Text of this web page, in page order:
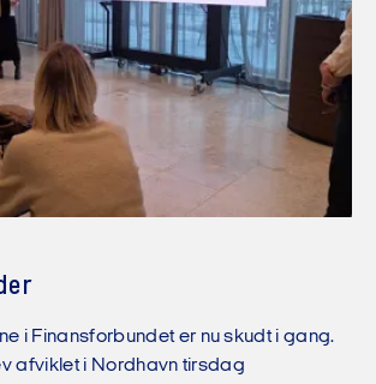
i Finansforbundet er nu skudt i gang.
afviklet i Nordhavn tirsdag